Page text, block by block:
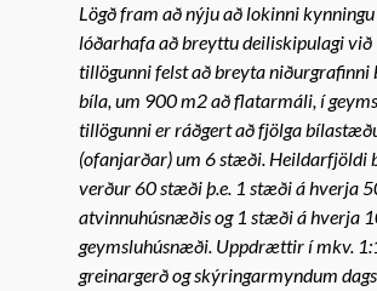
Lögð fram að nýju að lokinni
lóðarhafa að breyttu deiliskipulagi
tillögunni felst að breyta
bíla, um 900 m2 að flatarmáli, í
tillögunni er ráðgert að fjölga
(ofanjarðar) um 6 stæði. Heildarfjöldi
verður 60 stæði þ.e. 1 stæði á hverja
atvinnuhúsnæðis og 1 stæði á hverja
geymsluhúsnæði. Uppdrættir í mkv.
greinargerð og skýringarmyndum